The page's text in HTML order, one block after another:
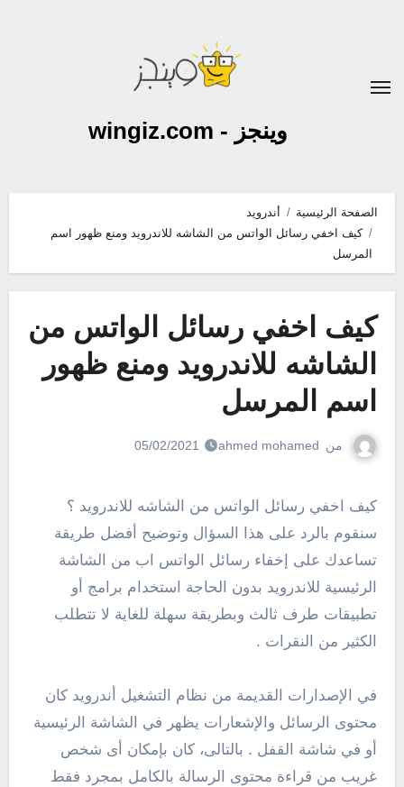
وينجز - wingiz.com
الصفحة الرئيسية
أندرويد
كيف اخفي رسائل الواتس من الشاشه للاندرويد ومنع ظهور اسم
المرسل
كيف اخفي رسائل الواتس من
الشاشه للاندرويد ومنع ظهور
اسم المرسل
من ahmed mohamed
05/02/2021
كيف اخفي رسائل الواتس من الشاشه للاندرويد ؟
سنقوم بالرد على هذا السؤال وتوضيح أفضل طريقة
تساعدك على إخفاء رسائل الواتس اب من الشاشة
الرئيسية للاندرويد بدون الحاجة استخدام برامج أو
تطبيقات طرف ثالث وبطريقة سهلة للغاية لا تتطلب
الكثير من النقرات .
في الإصدارات القديمة من نظام التشغيل أندرويد كان
محتوى الرسائل والإشعارات يظهر في الشاشة الرئيسية
أو في شاشة القفل . بالتالى، كان بإمكان أى شخص
غريب من قراءة محتوى الرسالة بالكامل بمجرد فقط